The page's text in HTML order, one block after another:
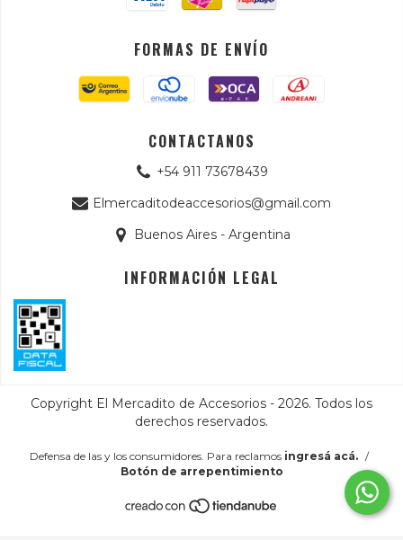
FORMAS DE ENVÍO
CONTACTANOS
+54 911 73678439
Elmercaditodeaccesorios@gmail.com
Buenos Aires - Argentina
INFORMACIÓN LEGAL
Copyright El Mercadito de Accesorios - 2026. Todos los
derechos reservados.
Defensa de las y los consumidores. Para reclamos ingresá acá. /
Botón de arrepentimiento